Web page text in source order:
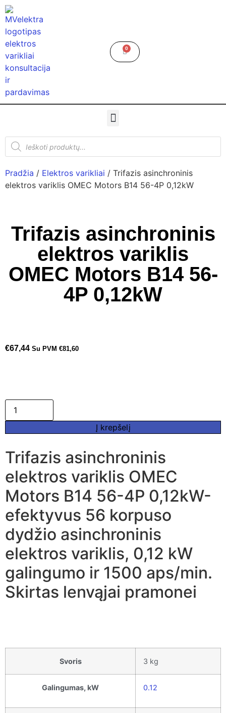
0
Pradžia / Elektros varikliai / Trifazis asinchroninis
elektros variklis OMEC Motors B14 56-4P 0,12kW
Trifazis asinchroninis
elektros variklis
OMEC Motors B14 56-
4P 0,12kW
€67,44 Su PVM €81,60
Į krepšelį
Trifazis asinchroninis
elektros variklis OMEC
Motors B14 56-4P 0,12kW-
efektyvus 56 korpuso
dydžio asinchroninis
elektros variklis, 0,12 kW
galingumo ir 1500 aps/min.
Skirtas lenvąjai pramonei
Svoris 3 kg
Galingumas, kW 0.12